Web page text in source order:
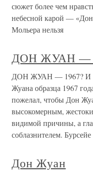
сюжет более чем
небесной карой —
Мольера нельзя
ДОН ЖУАН —
ДОН ЖУАН — 1967? И
Жуана образца 1967
пожелал, чтобы Дон
высокомерным,
видимой причины, а
соблазнителем.
Дон Жуан